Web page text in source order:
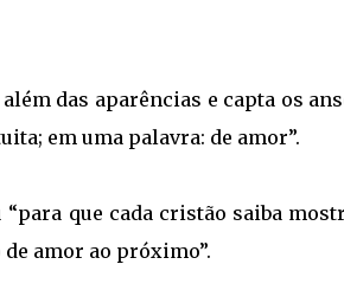
das aparências e capta os
em uma palavra: de amor”.
que cada cristão saiba
amor ao próximo”.